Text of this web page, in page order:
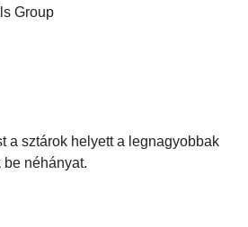
Group
a sztárok helyett a legnagyobbak
be néhányat.